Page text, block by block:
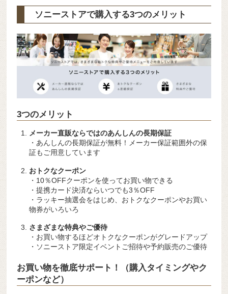
ソニーストアで購入する3つのメリット
3つのメリット
メーカー直販ならではのあんしんの長期保証
・あんしんの長期保証が無料！メーカー保証範囲外の保
証もご用意しています
おトクなクーポン
・10％OFFクーポンを使ってお買い物できる
・提携カード決済ならいつでも3％OFF
・ラッキー抽選会をはじめ、おトクなクーポンやお買い
物券がいろいろ
さまざまな特典やご優待
・お買い物するほどオトクなクーポンがグレードアップ
・ソニーストア限定イベントご招待や予約販売のご優待
お買い物を徹底サポート！（購入タイミングやク
ーポンなど）